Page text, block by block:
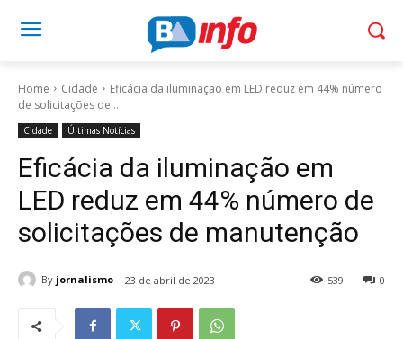
Home Cidade
Eficácia da iluminação em LED reduz em 44% número
de solicitações de...
Cidade Últimas Notícias
Eficácia da iluminação em
LED reduz em 44% número de
solicitações de manutenção
By jornalismo 23 de abril de 2023 0
539